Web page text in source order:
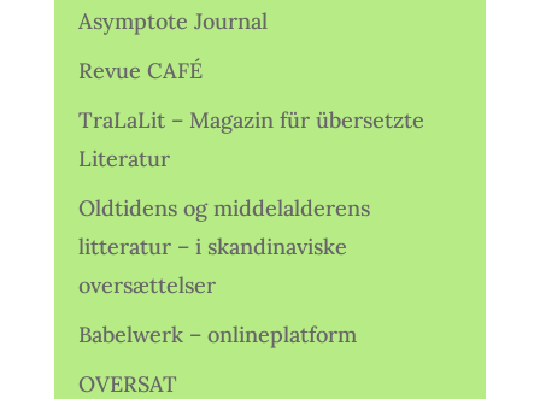
Asymptote Journal
Revue CAFÉ
TraLaLit – Magazin für übersetzte
Literatur
Oldtidens og middelalderens
litteratur – i skandinaviske
oversættelser
Babelwerk – onlineplatform
OVERSAT